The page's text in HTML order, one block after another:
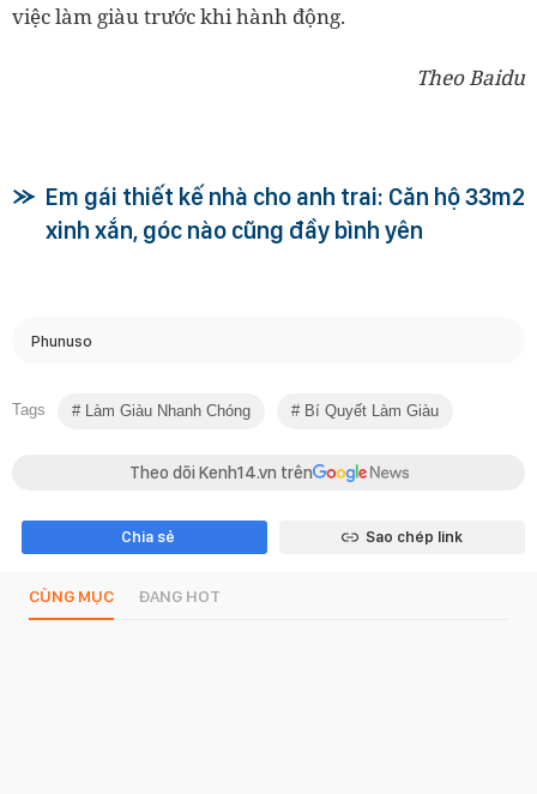
việc làm giàu trước khi hành động.
Theo Baidu
Em gái thiết kế nhà cho anh trai: Căn hộ 33m2
xinh xắn, góc nào cũng đầy bình yên
Phunuso
Tags Làm Giàu Nhanh Chóng Bí Quyết Làm Giàu
Theo dõi Kenh14.vn trên
Chia sẻ Sao chép link
CÙNG MỤC ĐANG HOT